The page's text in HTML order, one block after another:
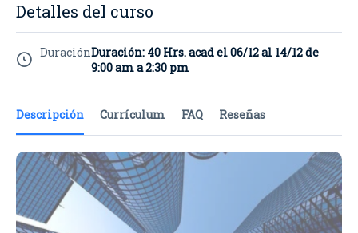
Descripción Currículum FAQ Reseñas
Detalles del curso
DuraciónDuración: 40 Hrs. acad el 06/12 al 14/12 de
9:00 am a 2:30 pm